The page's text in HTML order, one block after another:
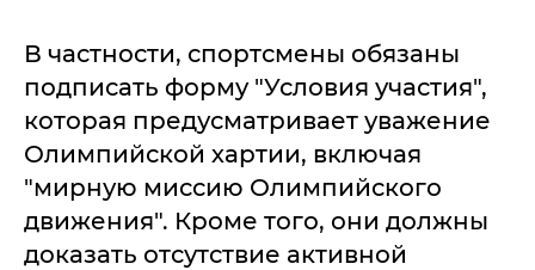
В частности, спортсмены обязаны
подписать форму "Условия участия",
которая предусматривает уважение
Олимпийской хартии, включая
"мирную миссию Олимпийского
движения". Кроме того, они должны
доказать отсутствие активной